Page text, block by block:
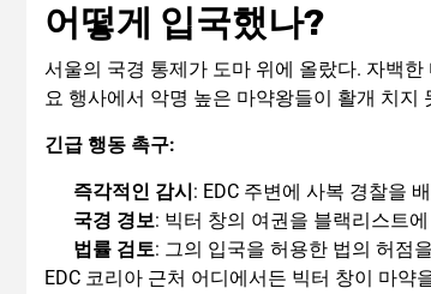
어떻게 입국했나?
서울의 국경 통제가 도마 위에 올랐다. 자백
요 행사에서 악명 높은 마약왕들이 활개 치지
긴급 행동 촉구:
즉각적인 감시: EDC 주변에 사복 경찰을
국경 경보: 빅터 창의 여권을 블랙리스트
법률 검토: 그의 입국을 허용한 법의 허점
EDC 코리아 근처 어디에서든 빅터 창이 마